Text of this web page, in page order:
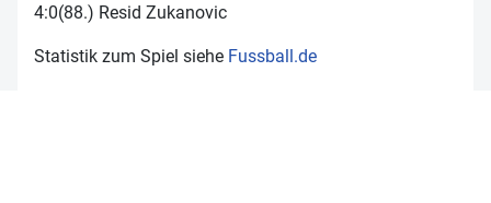
4:0(88.) Resid Zukanovic
Statistik zum Spiel siehe Fussball.de